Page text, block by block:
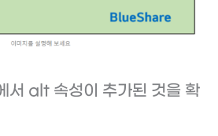
alt 속성이 추가된 것을 확